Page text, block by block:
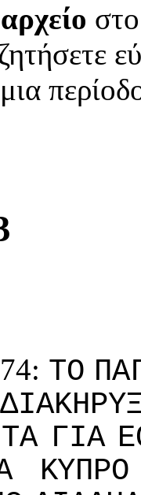
αρχείο
ΤΟ
ΓIΑ
ΚΥΠΡΟ